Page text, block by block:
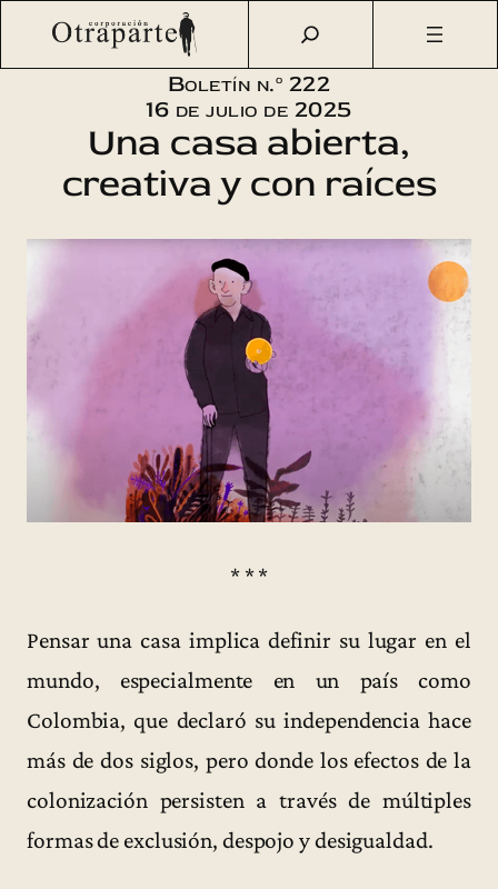
Saltar
Otraparte.org /Corporación Boletín/
Boletín n.° 222 –
Una casa abierta, creativa y con raíces
Boletín n.º 222
16 de julio de 2025
Una casa abierta,
creativa y con raíces
* * *
Pensar una casa implica definir su lugar en el
mundo, especialmente en un país como
Colombia, que declaró su independencia hace
más de dos siglos, pero donde los efectos de la
colonización persisten a través de múltiples
formas de exclusión, despojo y desigualdad.